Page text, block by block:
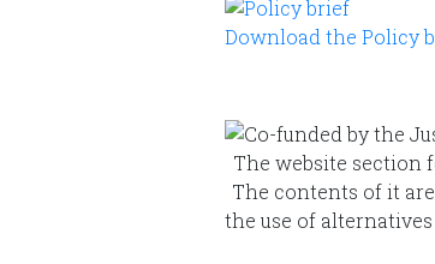
Download the Policy
The website section
The contents of it
the use of